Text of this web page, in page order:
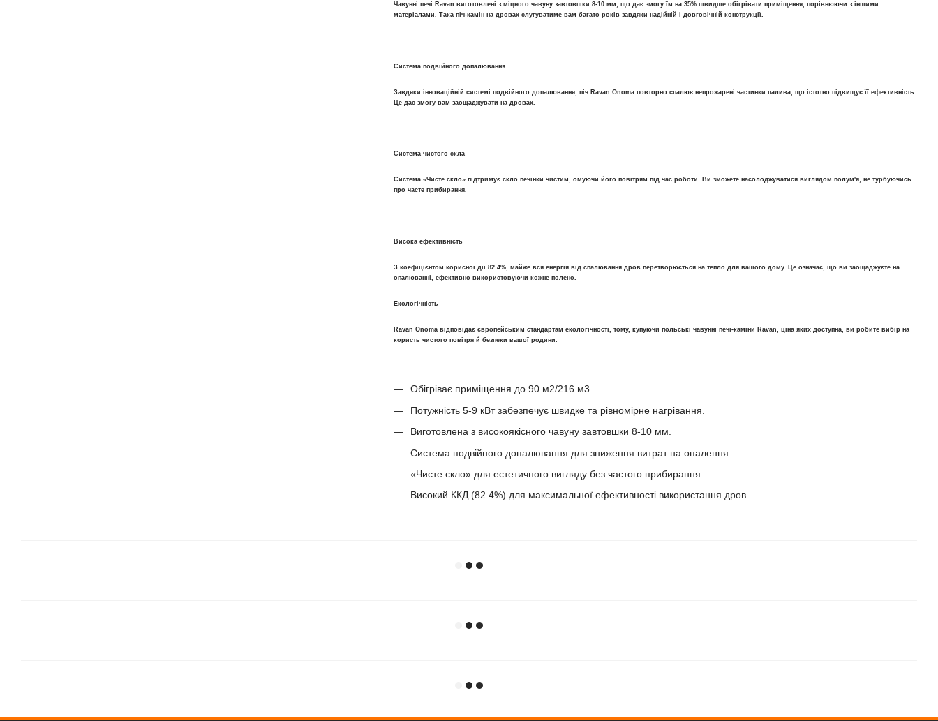
Чавунні печі Ravan виготовлені з міцного чавуну завтовшки 8-10 мм, що дає змогу їм на 35% швидше обігрівати приміщення, порівнюючи з іншими
матеріалами. Така піч-камін на дровах слугуватиме вам багато років завдяки надійній і довговічній конструкції.
Система подвійного допалювання
Завдяки інноваційній системі подвійного допалювання, піч Ravan Onoma повторно спалює непрожарені частинки палива, що істотно підвищує її ефективність.
Це дає змогу вам заощаджувати на дровах.
Система чистого скла
Система «Чисте скло» підтримує скло печінки чистим, омуючи його повітрям під час роботи. Ви зможете насолоджуватися виглядом полум'я, не турбуючись
про часте прибирання.
Висока ефективність
З коефіцієнтом корисної дії 82.4%, майже вся енергія від спалювання дров перетворюється на тепло для вашого дому. Це означає, що ви заощаджуєте на
опалюванні, ефективно використовуючи кожне полено.
Екологічність
Ravan Onoma відповідає європейським стандартам екологічності, тому, купуючи польські чавунні печі-каміни Ravan, ціна яких доступна, ви робите вибір на
користь чистого повітря й безпеки вашої родини.
Обігріває приміщення до 90 м2/216 м3.
Потужність 5-9 кВт забезпечує швидке та рівномірне нагрівання.
Виготовлена з високоякісного чавуну завтовшки 8-10 мм.
Система подвійного допалювання для зниження витрат на опалення.
«Чисте скло» для естетичного вигляду без частого прибирання.
Високий ККД (82.4%) для максимальної ефективності використання дров.